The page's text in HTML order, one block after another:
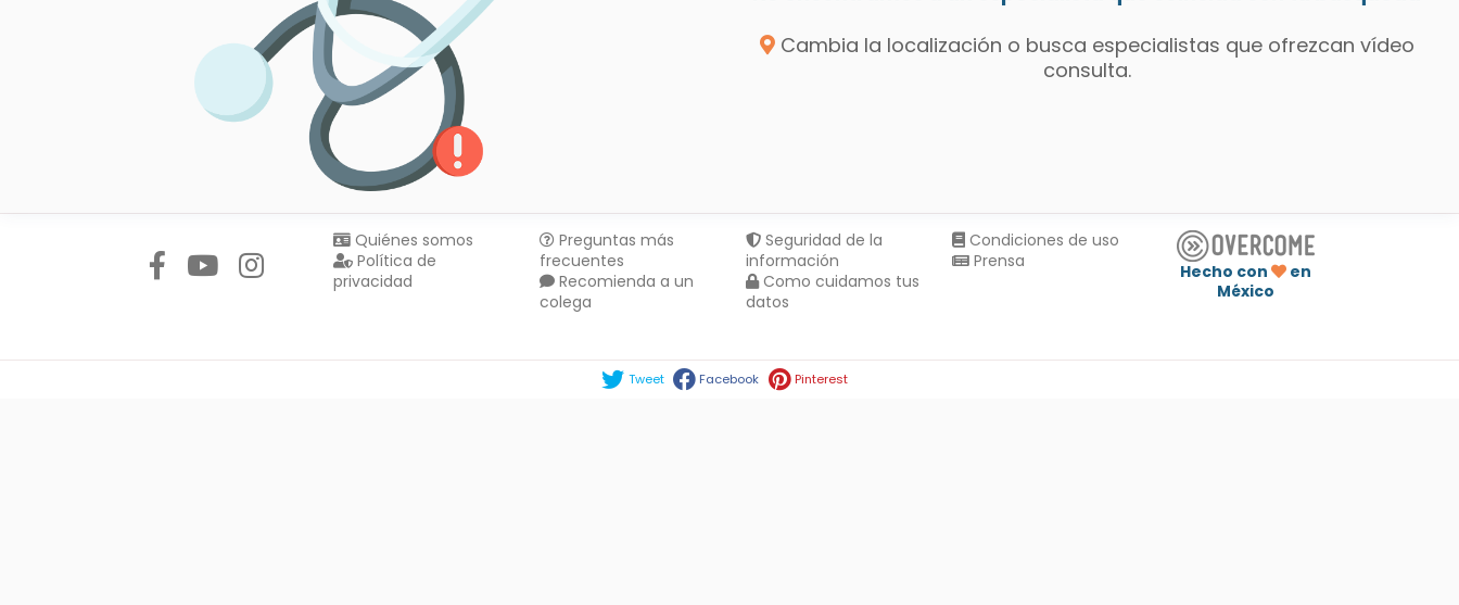
Cambia la localización o busca especialistas que ofrezcan vídeo
consulta.
Quiénes somos
Política de
privacidad
Preguntas más
frecuentes
Recomienda a un
colega
Seguridad de la
información
Como cuidamos tus
datos
Condiciones de uso
Prensa
Hecho con
en
México
Tweet Facebook Pinterest